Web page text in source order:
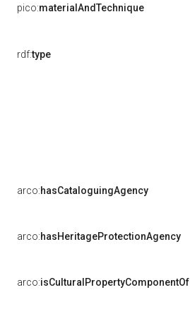
pico:materialAndTechnique
rdf:type
arco:hasCataloguingAgency
arco:hasHeritageProtectionAgency
arco:isCulturalPropertyComponentOf